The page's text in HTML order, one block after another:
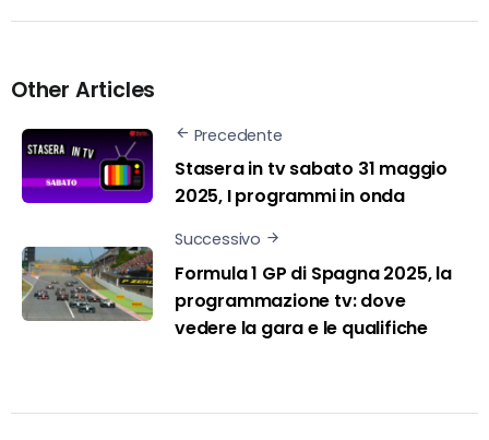
Other Articles
Precedente
Stasera in tv sabato 31 maggio
2025, I programmi in onda
Successivo
Formula 1 GP di Spagna 2025, la
programmazione tv: dove
vedere la gara e le qualifiche